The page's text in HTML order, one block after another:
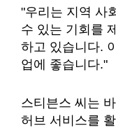
"우리는 지역 사
수 있는 기회를
하고 있습니다.
업에 좋습니다."
스티븐스 씨는
허브 서비스를